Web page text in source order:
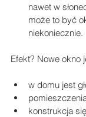
nawet w
może to być
niekoniecznie.
Efekt? Nowe okno
w domu jest
konstrukcja